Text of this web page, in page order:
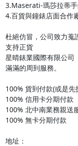
3.Maserati-瑪莎拉蒂
4.百貨與鐘錶店面合作
杜絕仿冒，公司致力蒐
支持正貨
星晴錶業國際有限公司
滿滿的周到服務。
100% 貨到付款(或是先
100% 信用卡分期付款
100% 北中南業務親送
100% 無卡分期付款
地址：